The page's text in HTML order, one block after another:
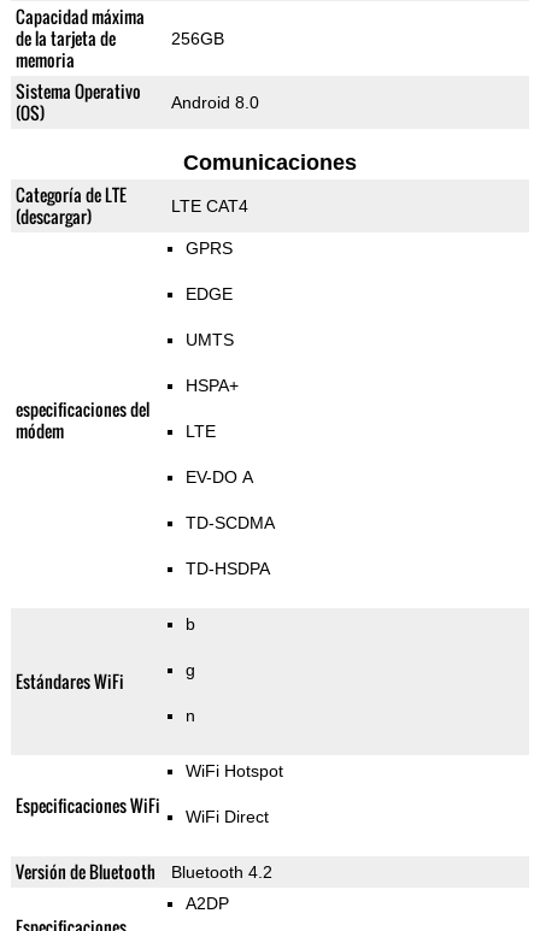
Capacidad máxima
de la tarjeta de
memoria
256GB
Sistema Operativo
(OS)
Android 8.0
Comunicaciones
Categoría de LTE
(descargar)
LTE CAT4
especificaciones del
módem
GPRS
EDGE
UMTS
HSPA+
LTE
EV-DO A
TD-SCDMA
TD-HSDPA
Estándares WiFi
b
g
n
Especificaciones WiFi
WiFi Hotspot
WiFi Direct
Versión de Bluetooth Bluetooth 4.2
A2DP